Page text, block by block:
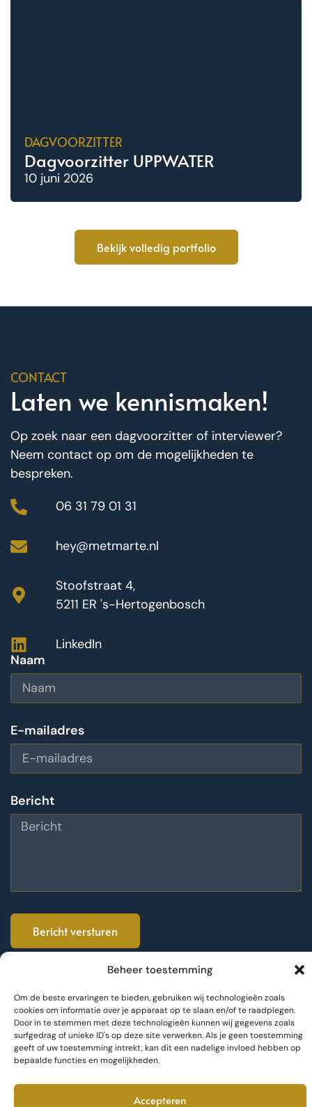
Beheer toestemming
Om de beste ervaringen te bieden, gebruiken wij technologieën zoals
cookies om informatie over je apparaat op te slaan en/of te raadplegen.
Door in te stemmen met deze technologieën kunnen wij gegevens zoals
surfgedrag of unieke ID's op deze site verwerken. Als je geen toestemming
geeft of uw toestemming intrekt, kan dit een nadelige invloed hebben op
bepaalde functies en mogelijkheden.
Accepteren
DAGVOORZITTER
Dagvoorzitter UPPWATER
10 juni 2026
Bekijk volledig portfolio
CONTACT
Laten we kennismaken!
Op zoek naar een dagvoorzitter of interviewer?
Neem contact op om de mogelijkheden te
bespreken.
06 31 79 01 31
hey@metmarte.nl
Stoofstraat 4,
5211 ER 's-Hertogenbosch
LinkedIn
Naam
E-mailadres
Bericht
Bericht versturen
van der Heijden. Website door